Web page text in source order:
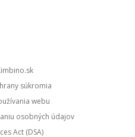
kimbino.sk
súkromia
webu
osobných údajov
Act (DSA)